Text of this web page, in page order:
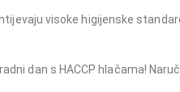
visoke higijenske
dan s HACCP hlačama!